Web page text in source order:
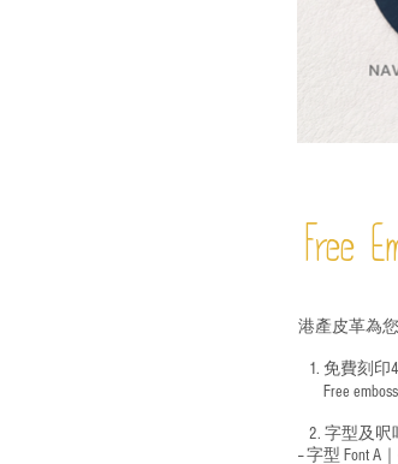
Free
港產皮革為
1. 免費刻印
Free
2. 字型及呎
-- 字型 Font A